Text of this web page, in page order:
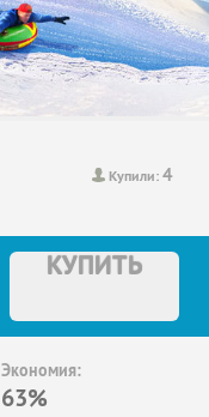
Купили:4
КУПИТЬ
Экономия:
63%